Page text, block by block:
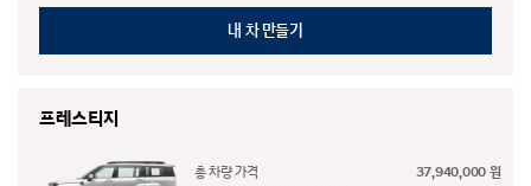
내 차 만들기
프레스티지
총 차량 가격
37,940,000 원